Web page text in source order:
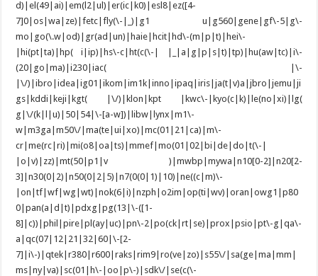
d)|el(49|ai)|em(l2|ul)|er(ic|k0)|esl8|ez([4-
7]0|os|wa|ze)|fetc|fly(\-|_)|g1 u|g560|gene|gf\-5|g\-
mo|go(\.w|od)|gr(ad|un)|haie|hcit|hd\-(m|p|t)|hei\-
|hi(pt|ta)|hp( i|ip)|hs\-c|ht(c(\-| |_|a|g|p|s|t)|tp)|hu(aw|tc)|i\-
(20|go|ma)|i230|iac( |\-
|\/)|ibro|idea|ig01|ikom|im1k|inno|ipaq|iris|ja(t|v)a|jbro|jemu|ji
gs|kddi|keji|kgt( |\/)|klon|kpt |kwc\-|kyo(c|k)|le(no|xi)|lg(
g|\/(k|l|u)|50|54|\-[a-w])|libw|lynx|m1\-
w|m3ga|m50\/|ma(te|ui|xo)|mc(01|21|ca)|m\-
cr|me(rc|ri)|mi(o8|oa|ts)|mmef|mo(01|02|bi|de|do|t(\-|
|o|v)|zz)|mt(50|p1|v )|mwbp|mywa|n10[0-2]|n20[2-
3]|n30(0|2)|n50(0|2|5)|n7(0(0|1)|10)|ne((c|m)\-
|on|tf|wf|wg|wt)|nok(6|i)|nzph|o2im|op(ti|wv)|oran|owg1|p80
0|pan(a|d|t)|pdxg|pg(13|\-([1-
8]|c))|phil|pire|pl(ay|uc)|pn\-2|po(ck|rt|se)|prox|psio|pt\-g|qa\-
a|qc(07|12|21|32|60|\-[2-
7]|i\-)|qtek|r380|r600|raks|rim9|ro(ve|zo)|s55\/|sa(ge|ma|mm|
ms|ny|va)|sc(01|h\-|oo|p\-)|sdk\/|se(c(\-